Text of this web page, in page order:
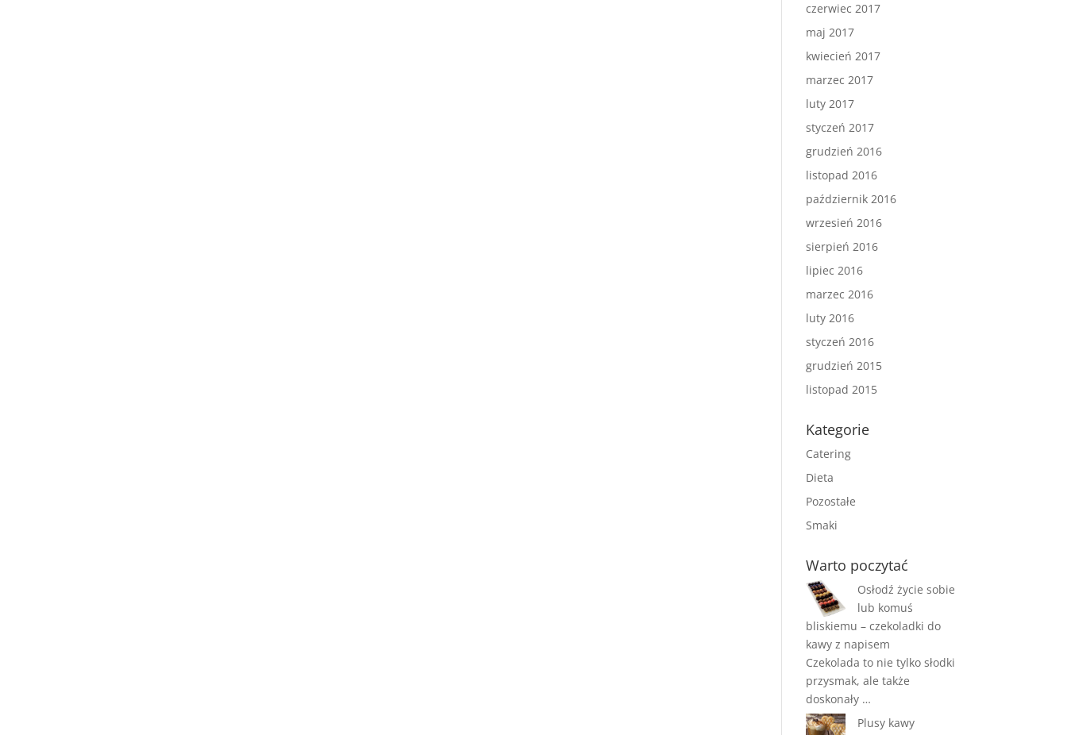
czerwiec 2017
maj 2017
kwiecień 2017
marzec 2017
luty 2017
styczeń 2017
grudzień 2016
listopad 2016
październik 2016
wrzesień 2016
sierpień 2016
lipiec 2016
marzec 2016
luty 2016
styczeń 2016
grudzień 2015
listopad 2015
Kategorie
Catering
Dieta
Pozostałe
Smaki
Warto poczytać
Osłodź życie sobie
lub komuś
bliskiemu – czekoladki do
kawy z napisem
Czekolada to nie tylko słodki
przysmak, ale także
doskonały …
Plusy kawy